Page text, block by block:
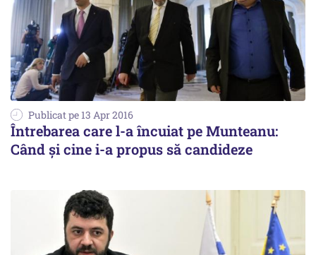
Publicat pe 13 Apr 2016
Întrebarea care l-a încuiat pe Munteanu:
Când și cine i-a propus să candideze